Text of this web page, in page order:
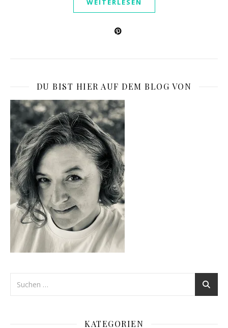
WEITERLESEN
DU BIST HIER AUF DEM BLOG VON
KATEGORIEN